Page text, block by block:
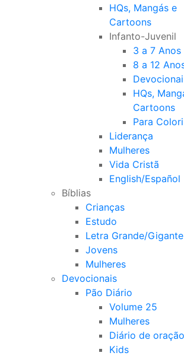
HQs, Mangás e
Cartoons
Infanto-Juvenil
3 a 7 Anos
8 a 12
HQs,
Cartoons
Para
Liderança
Mulheres
Vida Cristã
English/Español
Bíblias
Crianças
Estudo
Letra Grande/Gigante
Jovens
Mulheres
Devocionais
Pão Diário
Volume 25
Mulheres
Diário de oração
Kids